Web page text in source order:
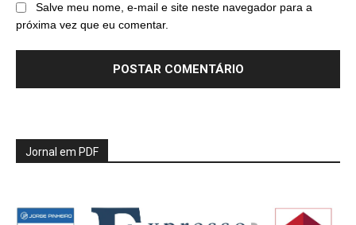
Salve meu nome, e-mail e site neste navegador para a
próxima vez que eu comentar.
Jornal em PDF